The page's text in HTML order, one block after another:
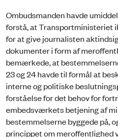
Ombudsmanden havde
forstå, at Transportministeriet
for at give journalisten
dokumenter i form af
bemærkede, at
23 og 24 havde til formål at
interne og politiske
forståelse for det behov for
embedsværkets betjening af
bestemmelserne byggede på,
princippet om meroffentlighed